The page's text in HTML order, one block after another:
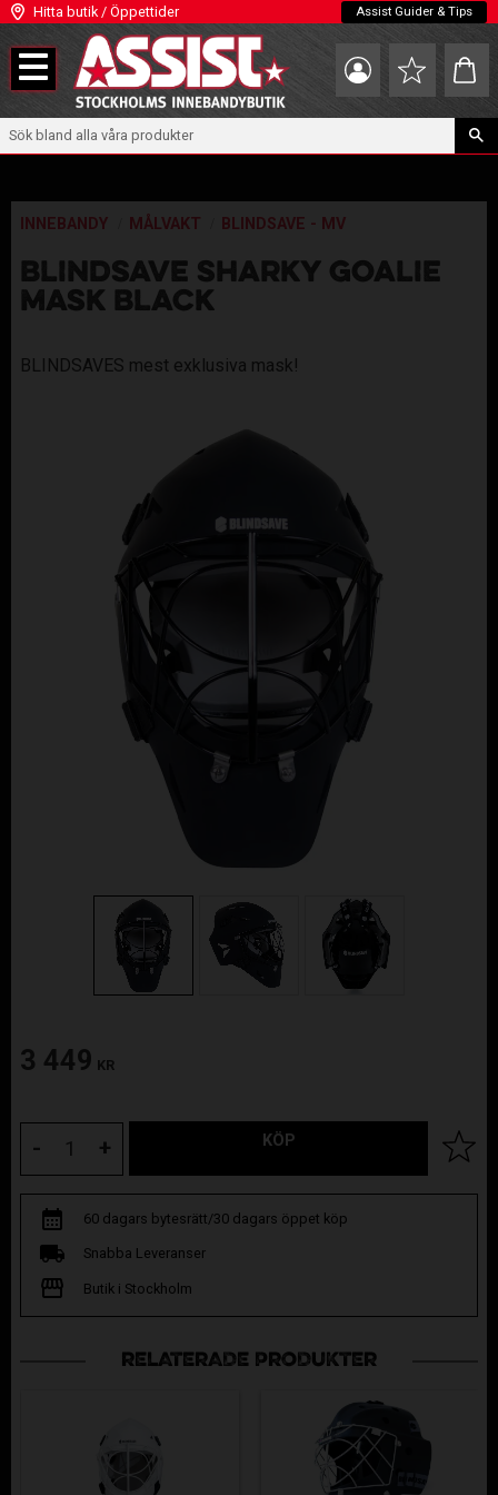
Meny
Hitta butik / Öppettider Assist Guider & Tips
Favoriter
INNEBANDY MÅLVAKT BLINDSAVE - MV
BLINDSAVE SHARKY GOALIE
MASK BLACK
BLINDSAVES mest exklusiva mask!
3 449 KR
+
- KÖP Lägg
60 dagars bytesrätt/30 dagars öppet köp
Snabba Leveranser
Butik i Stockholm
RELATERADE PRODUKTER